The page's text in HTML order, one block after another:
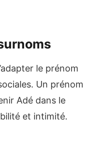
le prénom
Un prénom
Adé dans le
et intimité.